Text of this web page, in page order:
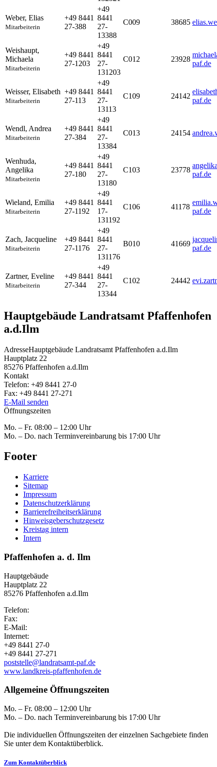
Weber, Elias
Mitarbeiterin
+49 8441
27-388
+49
8441
27-
13388
C009 38685
Weishaupt,
Michaela
Mitarbeiterin
+49 8441
27-1203
+49
8441
27-
131203
C012 23928
paf.de
Weisser, Elisabeth
Mitarbeiterin
+49 8441
27-113
+49
8441
27-
13113
C109 24142
paf.de
Wendl, Andrea
Mitarbeiterin
+49 8441
27-384
+49
8441
27-
13384
C013 24154
Wenhuda,
Angelika
Mitarbeiterin
+49 8441
27-180
+49
8441
27-
13180
C103 23778
paf.de
Wieland, Emilia
Mitarbeiterin
+49 8441
27-1192
+49
8441
17-
131192
C106 41178
paf.de
Zach, Jacqueline
Mitarbeiterin
+49 8441
27-1176
+49
8441
27-
131176
B010 41669
paf.de
Zartner, Eveline
Mitarbeiterin
+49 8441
27-344
+49
8441
27-
13344
C102 24442
Hauptgebäude Landratsamt Pfaffenhofen
a.d.Ilm
AdresseHauptgebäude Landratsamt Pfaffenhofen a.d.Ilm
Hauptplatz 22
85276 Pfaffenhofen a.d.Ilm
Kontakt
Telefon: +49 8441 27-0
Fax: +49 8441 27-271
E-Mail senden
Öffnungszeiten
Mo. – Fr. 08:00 – 12:00 Uhr
Mo. – Do. nach Terminvereinbarung bis 17:00 Uhr
Footer
Karriere
Sitemap
Impressum
Datenschutzerklärung
Barrierefreiheitserklärung
Hinweisgeberschutzgesetz
Kreistag intern
Intern
Pfaffenhofen a. d. Ilm
Hauptgebäude
Hauptplatz 22
85276 Pfaffenhofen a.d.Ilm
Telefon:
Fax:
E-Mail:
Internet:
+49 8441 27-0
+49 8441 27-271
poststelle@landratsamt-paf.de
www.landkreis-pfaffenhofen.de
Allgemeine Öffnungszeiten
Mo. – Fr. 08:00 – 12:00 Uhr
Mo. – Do. nach Terminvereinbarung bis 17:00 Uhr
Die individuellen Öffnungszeiten der einzelnen Sachgebiete finden
Sie unter dem Kontaktüberblick.
Zum Kontaktüberblick